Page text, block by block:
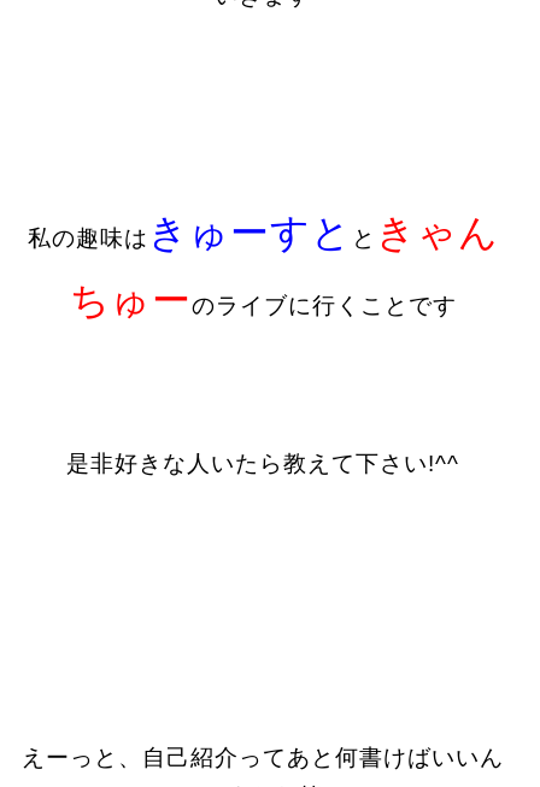
私の趣味は きゅーすと と きゃん
ちゅーのライブに行くことです
是非好きな人いたら教えて下さい!^^
えーっと、自己紹介ってあと何書けばいいん